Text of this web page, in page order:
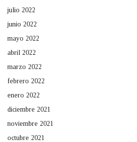
julio 2022
junio 2022
mayo 2022
abril 2022
marzo 2022
febrero 2022
enero 2022
diciembre 2021
noviembre 2021
octubre 2021